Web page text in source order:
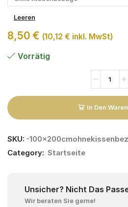
Leeren
8,50 € (10,12 € inkl. MwSt)
Vorrätig
In Den
SKU: -
Category: Startseite
Unsicher? Nicht Das
Wir beraten Sie gerne!